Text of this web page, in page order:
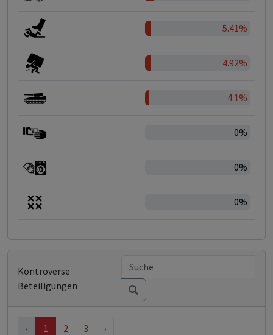
5.41%
4.92%
4.1%
0%
0%
0%
Kontroverse
Beteiligungen
‹ 1 2 3 ›